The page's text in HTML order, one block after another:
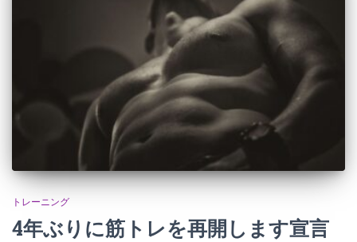
トレーニング
4年ぶりに筋トレを再開します宣言